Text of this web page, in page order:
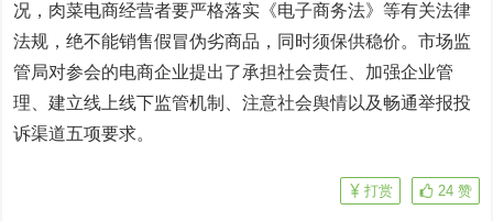
况，肉菜电商经营者要严格落实《电子商务法》等有关法律
法规，绝不能销售假冒伪劣商品，同时须保供稳价。市场监
管局对参会的电商企业提出了承担社会责任、加强企业管
理、建立线上线下监管机制、注意社会舆情以及畅通举报投
诉渠道五项要求。
24 赞
打赏